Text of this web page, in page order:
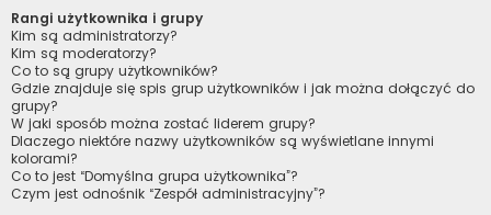
Rangi użytkownika i grupy
Kim są administratorzy?
Kim są moderatorzy?
Co to są grupy użytkowników?
Gdzie znajduje się spis grup użytkowników i jak można dołączyć do
grupy?
W jaki sposób można zostać liderem grupy?
Dlaczego niektóre nazwy użytkowników są wyświetlane innymi
kolorami?
Co to jest “Domyślna grupa użytkownika”?
Czym jest odnośnik “Zespół administracyjny”?